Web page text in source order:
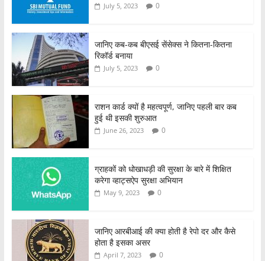
July 5, 2023 0
जानिए कब-कब बीएसई सेंसेक्स ने कितना-कितना
रिकॉर्ड बनाया
July 5, 2023 0
राशन कार्ड क्यों है महत्वपूर्ण, जानिए पहली बार कब
हुई थी इसकी शुरुआत
June 26, 2023 0
ग्राहकों को धोखाधड़ी की सुरक्षा के बारे में शिक्षित
करेगा व्हाट्सऐप सुरक्षा अभियान
May 9, 2023 0
जानिए आरबीआई की क्या होती है रेपो दर और कैसे
होता है इसका असर
April 7, 2023 0